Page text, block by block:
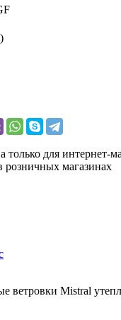
только для интернет-
розничных магазинах
ветровки Mistral